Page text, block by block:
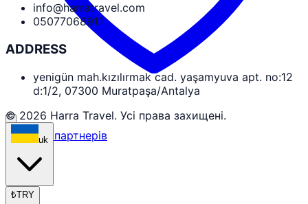
Вхід для партнерів
info@harratravel.com
05077068911
ADDRESS
yenigün mah.kızılırmak cad. yaşamyuva apt. no:12
d:1/2, 07300 Muratpaşa/Antalya
© 2026 Harra Travel. Усі права захищені.
uk
₺TRY